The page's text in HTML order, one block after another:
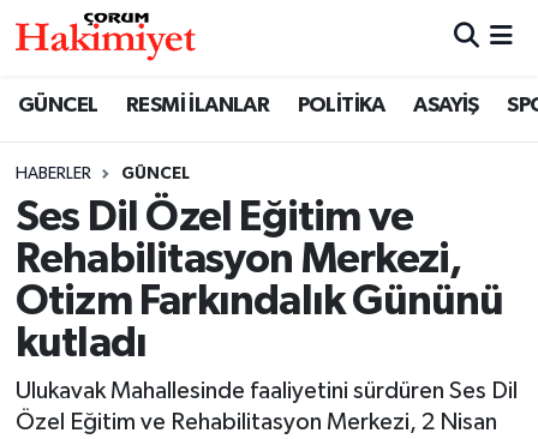
GÜNCEL RESMİ İLANLAR POLİTİKA ASAYİŞ
HABERLER GÜNCEL
Ses Dil Özel Eğitim ve
Rehabilitasyon Merkezi,
Otizm Farkındalık Gününü
kutladı
Ulukavak Mahallesinde faaliyetini sürdüren Ses Dil
Özel Eğitim ve Rehabilitasyon Merkezi, 2 Nisan
SAĞLIK
ASAYİŞ
EKONOMİ
GÜNCEL
Nöbetçi Eczaneler
Çorum Namaz Vakitleri
Trafik Durumu
Süper Lig Puan Durumu ve Fikstür
Tüm Manşetler